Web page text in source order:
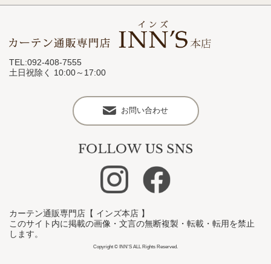
TEL:092-408-7555
土日祝除く 10:00～17:00
お問い合わせ
カーテン通販専門店【 インズ本店 】
このサイト内に掲載の画像・文言の無断複製・転載・転用を禁止
します。
Copyright © INN'S ALL Rights Reserved.